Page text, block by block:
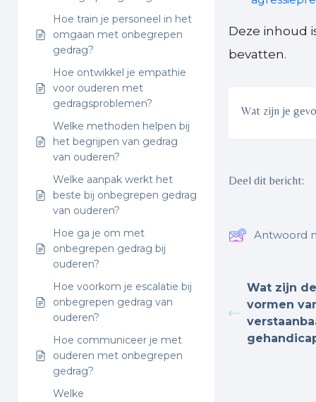
Hoe train je personeel in het
omgaan met onbegrepen
gedrag?
Hoe ontwikkel je empathie
voor ouderen met
gedragsproblemen?
Welke methoden helpen bij
het begrijpen van gedrag
van ouderen?
Welke aanpak werkt het
beste bij onbegrepen gedrag
van ouderen?
Hoe ga je om met
onbegrepen gedrag bij
ouderen?
Hoe voorkom je escalatie bij
onbegrepen gedrag van
ouderen?
Hoe communiceer je met
ouderen met onbegrepen
gedrag?
Welke
Deze inhoud
bevatten.
Wat zijn je
Deel dit bericht:
Antwoord
Wat zijn
vormen